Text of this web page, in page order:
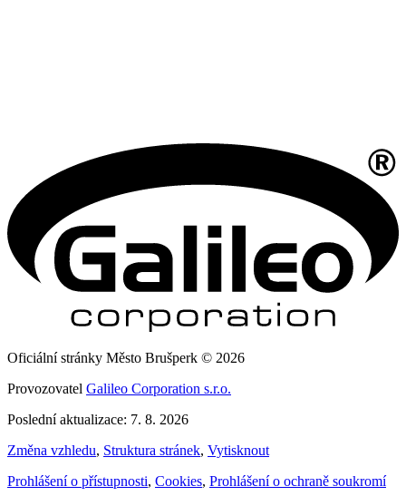
Oficiální stránky Město Brušperk © 2026
Provozovatel Galileo Corporation s.r.o.
Poslední aktualizace: 7. 8. 2026
Změna vzhledu, Struktura stránek, Vytisknout
Prohlášení o přístupnosti, Cookies, Prohlášení o ochraně soukromí